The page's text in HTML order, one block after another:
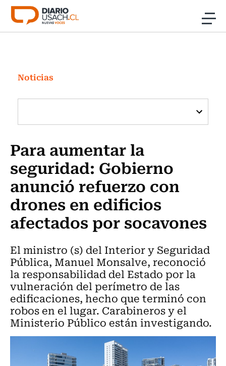
Click acá para ir directamente al contenido
Investigación
Cultura
Programas Radio y TV Usach
Noticias
Para aumentar la
seguridad: Gobierno
anunció refuerzo con
drones en edificios
afectados por socavones
El ministro (s) del Interior y Seguridad
Pública, Manuel Monsalve, reconoció
la responsabilidad del Estado por la
vulneración del perímetro de las
edificaciones, hecho que terminó con
robos en el lugar. Carabineros y el
Ministerio Público están investigando.